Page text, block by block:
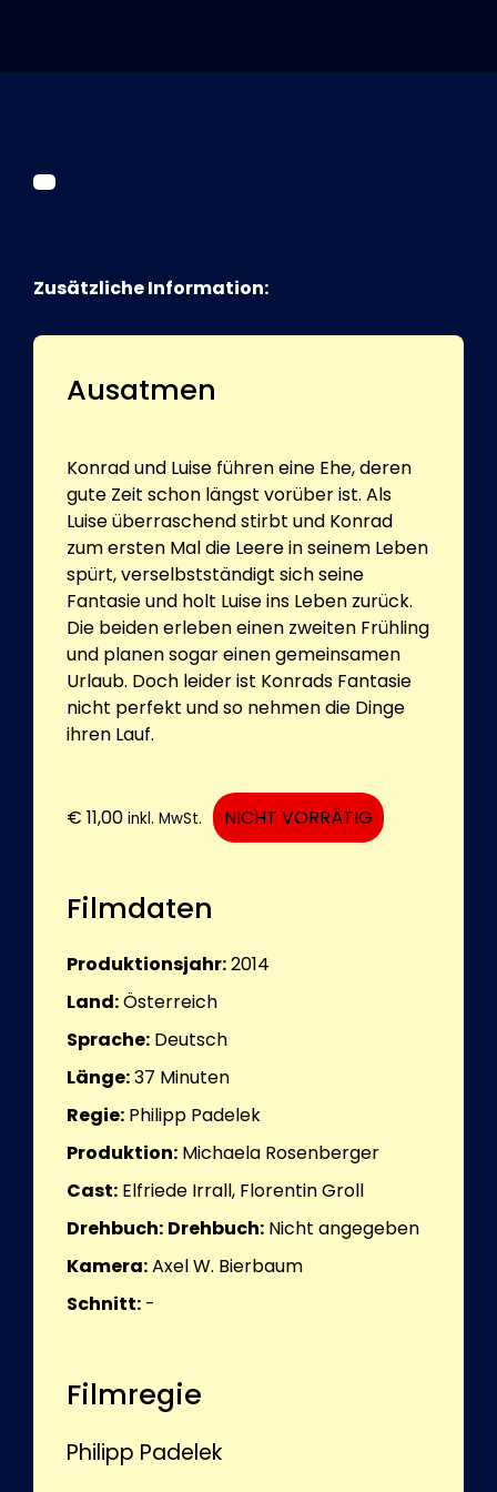
Kurier Romy 2026
Zusätzliche Information:
Ausatmen
Konrad und Luise führen eine Ehe, deren
gute Zeit schon längst vorüber ist. Als
Luise überraschend stirbt und Konrad
zum ersten Mal die Leere in seinem Leben
spürt, verselbstständigt sich seine
Fantasie und holt Luise ins Leben zurück.
Die beiden erleben einen zweiten Frühling
und planen sogar einen gemeinsamen
Urlaub. Doch leider ist Konrads Fantasie
nicht perfekt und so nehmen die Dinge
ihren Lauf.
€ 11,00 inkl. MwSt. NICHT VORRÄTIG
Filmdaten
Produktionsjahr:2014
Land:Österreich
Sprache: Deutsch
Länge:37 Minuten
Regie: Philipp Padelek
Produktion: Michaela Rosenberger
Cast: Elfriede Irrall, Florentin Groll
Drehbuch: Drehbuch: Nicht angegeben
Kamera:Axel W. Bierbaum
Schnitt: -
Filmregie
Philipp Padelek